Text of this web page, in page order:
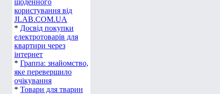
щоденного
користування від
JLAB.COM.UA
* Досвід покупки
електротоварів для
квартири через
інтернет
* Граппа: знайомство,
яке перевершило
очікування
* Товари для тварин